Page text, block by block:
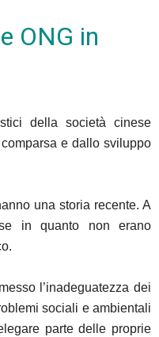
ONG in
della società cinese
e dallo sviluppo
una storia recente. A
in quanto non erano
l’inadeguatezza dei
sociali e ambientali
parte delle proprie